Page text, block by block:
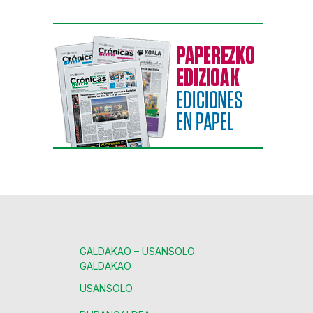
GALDAKAO – USANSOLO
GALDAKAO
USANSOLO